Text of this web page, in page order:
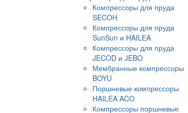
Компрессоры для пруда
SECOH
Компрессоры для пруда
SunSun и HAILEA
Компрессоры для пруда
JECOD и JEBO
Мембранные компрессоры
BOYU
Поршневые компрессоры
HAILEA ACO
Компрессоры поршневые